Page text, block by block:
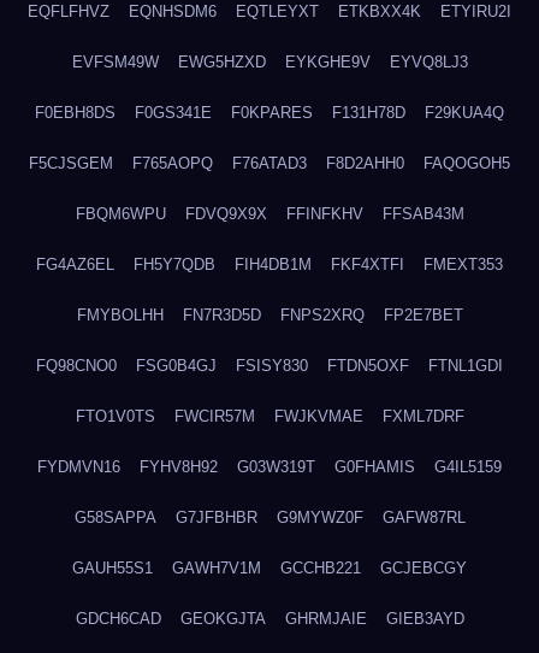
EQFLFHVZ EQNHSDM6 EQTLEYXT ETKBXX4K ETYIRU2I
EVFSM49W EWG5HZXD EYKGHE9V EYVQ8LJ3
F0EBH8DS F0GS341E F0KPARES F131H78D F29KUA4Q
F5CJSGEM F765AOPQ F76ATAD3 F8D2AHH0 FAQOGOH5
FBQM6WPU FDVQ9X9X FFINFKHV FFSAB43M
FG4AZ6EL FH5Y7QDB FIH4DB1M FKF4XTFI FMEXT353
FMYBOLHH FN7R3D5D FNPS2XRQ FP2E7BET
FQ98CNO0 FSG0B4GJ FSISY830 FTDN5OXF FTNL1GDI
FTO1V0TS FWCIR57M FWJKVMAE FXML7DRF
FYDMVN16 FYHV8H92 G03W319T G0FHAMIS G4IL5159
G58SAPPA G7JFBHBR G9MYWZ0F GAFW87RL
GAUH55S1 GAWH7V1M GCCHB221 GCJEBCGY
GDCH6CAD GEOKGJTA GHRMJAIE GIEB3AYD